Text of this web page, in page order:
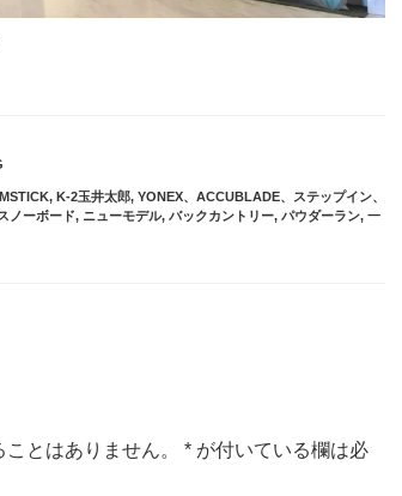
, K-2玉井太郎, YONEX、ACCUBLADE、ステップイン、
ノーボード, ニューモデル, バックカントリー, パウダーラン, 一
とはありません。 * が付いている欄は必